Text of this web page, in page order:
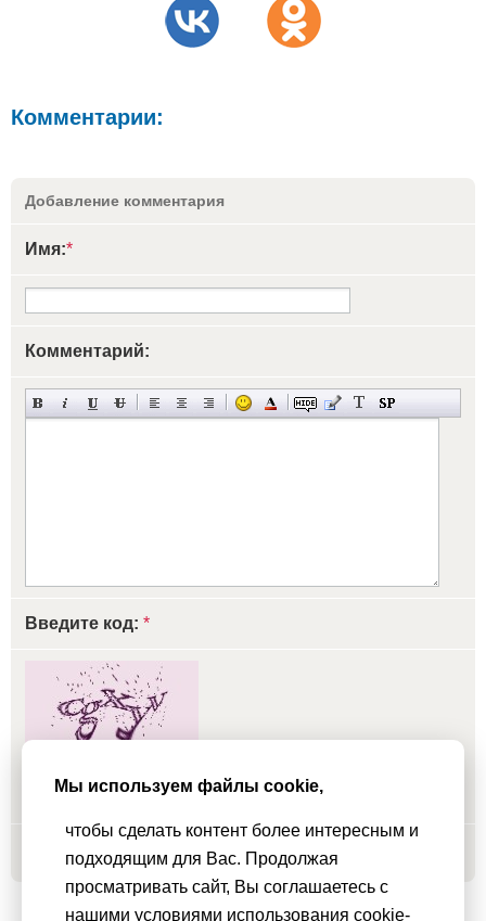
Комментарии:
Добавление комментария
Имя:*
Комментарий:
Введите код: *
Добавить
Мы используем файлы cookie,
чтобы сделать контент более интересным и
подходящим для Вас. Продолжая
просматривать сайт, Вы соглашаетесь с
нашими условиями использования cookie-